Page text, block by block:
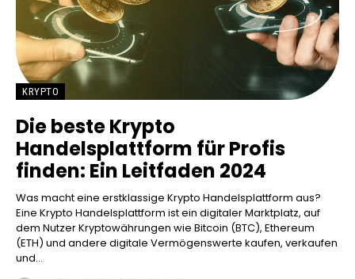
KRYPTO
Die beste Krypto
Handelsplattform für Profis
finden: Ein Leitfaden 2024
Was macht eine erstklassige Krypto Handelsplattform aus?
Eine Krypto Handelsplattform ist ein digitaler Marktplatz, auf
dem Nutzer Kryptowährungen wie Bitcoin (BTC), Ethereum
(ETH) und andere digitale Vermögenswerte kaufen, verkaufen
und...